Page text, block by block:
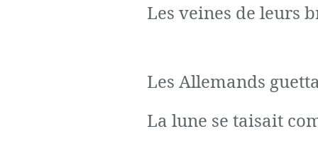
Les veines de leurs
Les Allemands
La lune se taisait